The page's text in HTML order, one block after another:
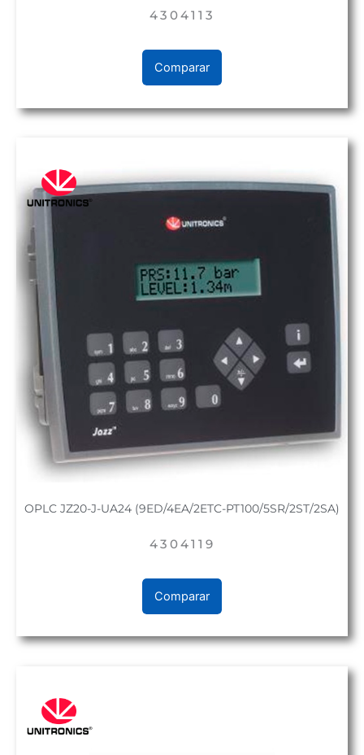
4304113
Comparar
OPLC JZ20-J-UA24 (9ED/4EA/2ETC-PT100/5SR/2ST/2SA)
4304119
Comparar